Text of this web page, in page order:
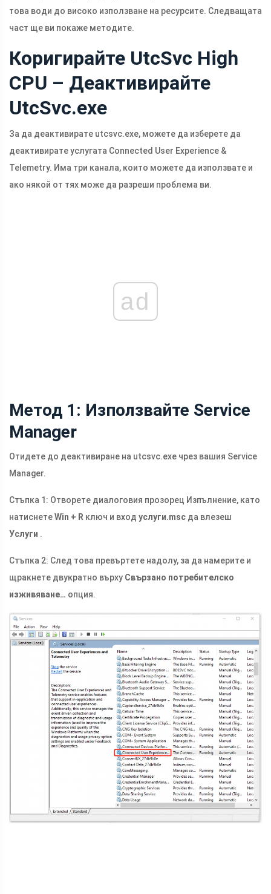
това води до високо използване на ресурсите. Следващата
част ще ви покаже методите.
Коригирайте UtcSvc High
CPU – Деактивирайте
UtcSvc.exe
За да деактивирате utcsvc.exe, можете да изберете да
деактивирате услугата Connected User Experience &
Telemetry. Има три канала, които можете да използвате и
ако някой от тях може да разреши проблема ви.
ad
Метод 1: Използвайте Service
Manager
Отидете до деактивиране на utcsvc.exe чрез вашия Service
Manager.
Стъпка 1: Отворете диалоговия прозорец Изпълнение, като
натиснетеWin + R ключ и вход услуги.msc да влезеш
Услуги .
Стъпка 2: След това превъртете надолу, за да намерите и
щракнете двукратно върху Свързано потребителско
изживяване… опция.